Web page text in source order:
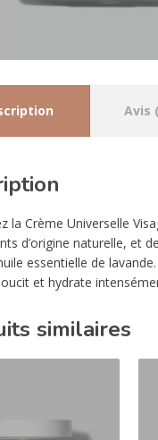
Avis
la Crème Universelle
d’origine naturelle,
essentielle de
et hydrate
similaires